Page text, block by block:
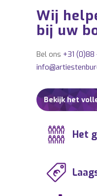
Gruppo Sportivo,
Sportivo.
Wij
bij uw
Bel ons +31
Bekijk het
Het